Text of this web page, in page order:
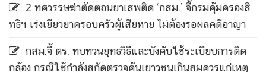
2 ทศวรรษฆ่าตัดตอนยาเสพติด ‘กสม.’ จี้กรมคุ้มครองสิ
ทธิฯ เร่งเยียวยาครอบครัวผู้เสียหาย ไม่ต้องรอผลคดีอาญา
กสม.จี้ ตร. ทบทวนยุทธวิธีและบังคับใช้ระเบียบการติด
กล้อง กรณีใช้กำลังสกัดตรวจค้นเยาวชนเกินสมควรแก่เหตุ